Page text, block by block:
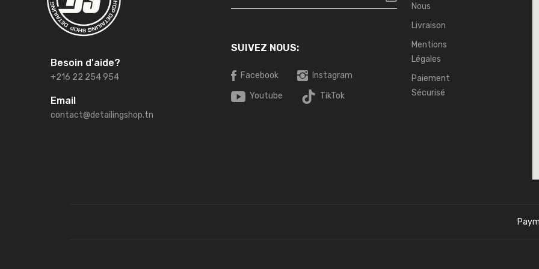
Besoin d'aide?
+216 22 254 954
Email
contact@detailingshop.tn
SUIVEZ NOUS:
Facebook Instagram
Youtube TikTok
Nous
Livraison
Mentions
Légales
Paiement
Sécurisé